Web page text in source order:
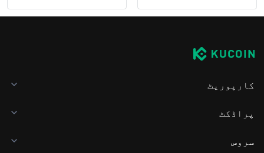
کارپوریٹ
پراڈکٹ
سروس